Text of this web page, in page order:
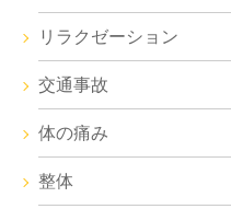
リラクゼーション
交通事故
体の痛み
整体